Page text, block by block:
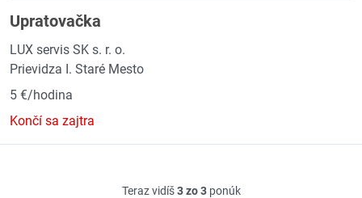
Upratovačka
LUX servis SK s. r. o.
Prievidza I. Staré Mesto
5 €/hodina
Končí sa zajtra
Teraz vidíš3 zo 3ponúk